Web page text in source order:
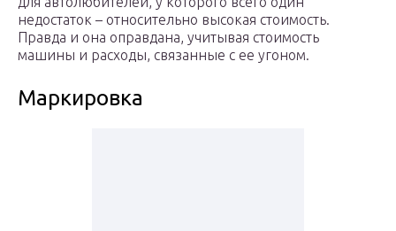
недостаток – относительно высокая стоимость.
Правда и она оправдана, учитывая стоимость
машины и расходы, связанные с ее угоном.
Маркировка